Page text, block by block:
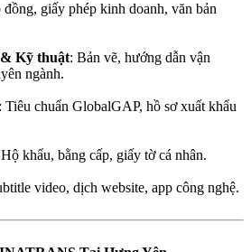
đồng, giấy phép kinh doanh, văn bản
Kỹ thuật: Bản vẽ, hướng dẫn vận
ngành.
: Tiêu chuẩn GlobalGAP, hồ sơ xuất khẩu
khẩu, bằng cấp, giấy tờ cá nhân.
video, dịch website, app công nghệ.